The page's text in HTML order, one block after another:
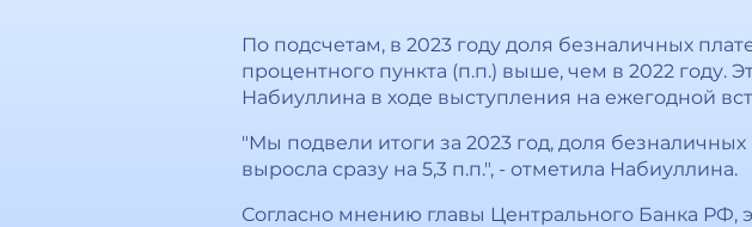
По подсчетам, в 2023 году доля безналичных
процентного пункта (п.п.) выше, чем в 2022
Набиуллина в ходе выступления на ежегодной
"Мы подвели итоги за 2023 год, доля
выросла сразу на 5,3 п.п.", - отметила Набиуллина.
Согласно мнению главы Центрального Банка РФ,